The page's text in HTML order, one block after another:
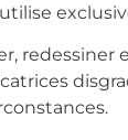
redessiner